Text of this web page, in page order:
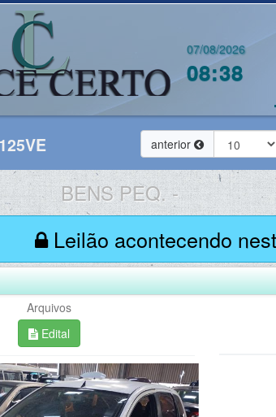
07/08/2026
08:38
anterior
BENS PEQ. -
Leilão acontecendo
Arquivos
Edital